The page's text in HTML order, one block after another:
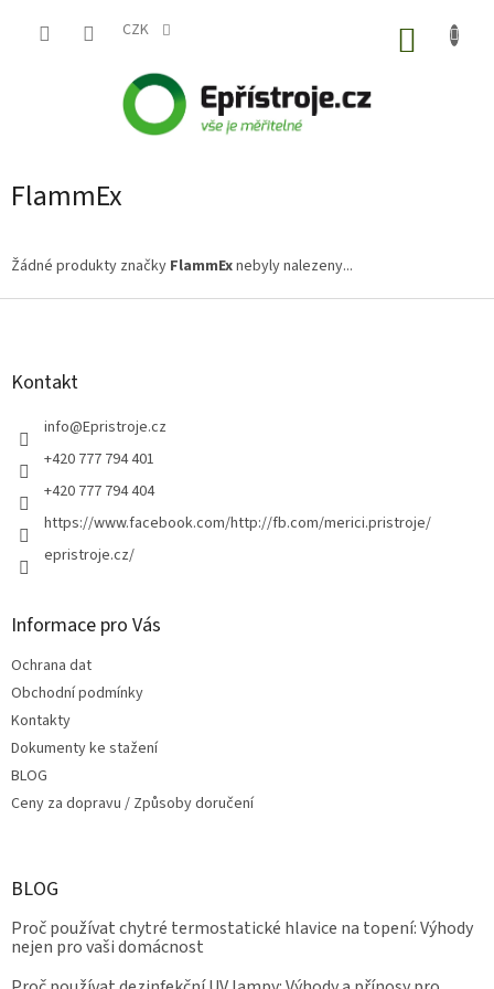
CZK
FlammEx
Žádné produkty značky FlammExnebyly nalezeny...
Z
Kontakt
info@Epristroje.cz
+420 777 794 401
+420 777 794 404
https://www.facebook.com/http://fb.com/merici.pristroje/
epristroje.cz/
Informace pro Vás
Ochrana dat
Obchodní podmínky
Kontakty
Dokumenty ke stažení
BLOG
Ceny za dopravu / Způsoby doručení
BLOG
Proč používat chytré termostatické hlavice na topení: Výhody
nejen pro vaši domácnost